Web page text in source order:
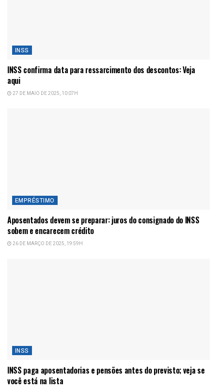
INSS
INSS confirma data para ressarcimento dos descontos: Veja
aqui
27 DE MAIO DE 2025, 10:07H
EMPRÉSTIMO
Aposentados devem se preparar: juros do consignado do INSS
sobem e encarecem crédito
26 DE MARÇO DE 2025, 19:59H
INSS
INSS paga aposentadorias e pensões antes do previsto; veja se
você está na lista